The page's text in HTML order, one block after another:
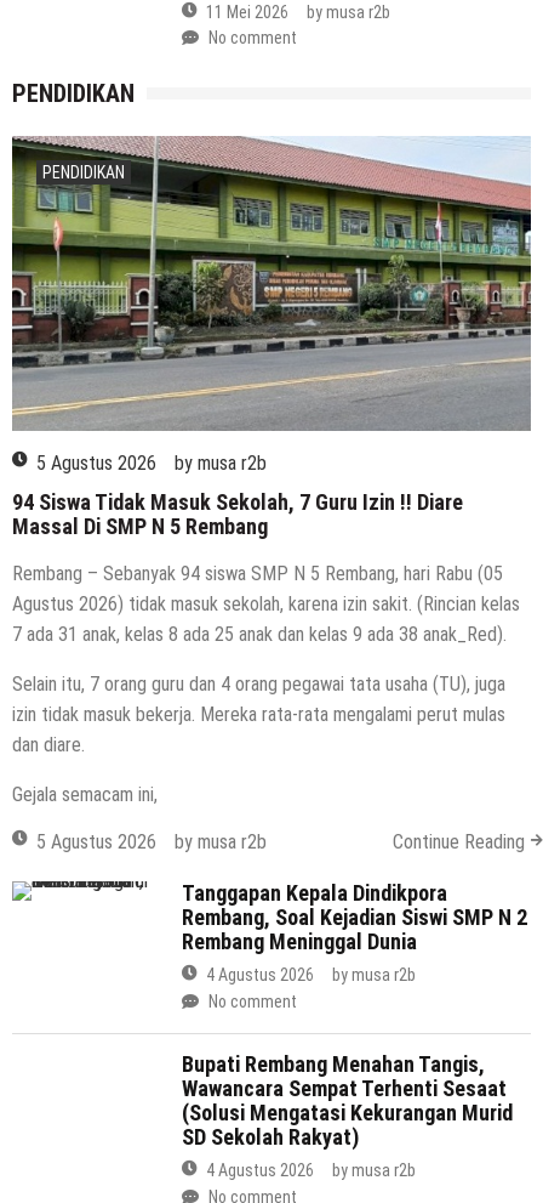
11 Mei 2026 bymusa r2b
No comment
PENDIDIKAN
PENDIDIKAN
5 Agustus 2026 by musa r2b
94 Siswa Tidak Masuk Sekolah, 7 Guru Izin !! Diare
Massal Di SMP N 5 Rembang
Rembang – Sebanyak 94 siswa SMP N 5 Rembang, hari Rabu (05
Agustus 2026) tidak masuk sekolah, karena izin sakit. (Rincian kelas
7 ada 31 anak, kelas 8 ada 25 anak dan kelas 9 ada 38 anak_Red).
Selain itu, 7 orang guru dan 4 orang pegawai tata usaha (TU), juga
izin tidak masuk bekerja. Mereka rata-rata mengalami perut mulas
dan diare.
Gejala semacam ini,
5 Agustus 2026 by musa r2b Continue Reading
Tanggapan Kepala Dindikpora
Rembang, Soal Kejadian Siswi SMP N 2
Rembang Meninggal Dunia
4 Agustus 2026 bymusa r2b
No comment
Bupati Rembang Menahan Tangis,
Wawancara Sempat Terhenti Sesaat
(Solusi Mengatasi Kekurangan Murid
SD Sekolah Rakyat)
4 Agustus 2026 bymusa r2b
No comment